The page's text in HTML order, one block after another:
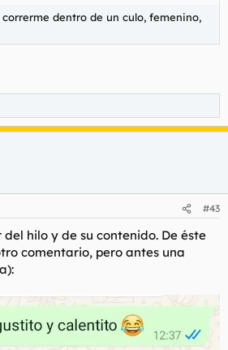
dentro de un culo, femenino,
#43
hilo y de su contenido. De éste
comentario, pero antes una